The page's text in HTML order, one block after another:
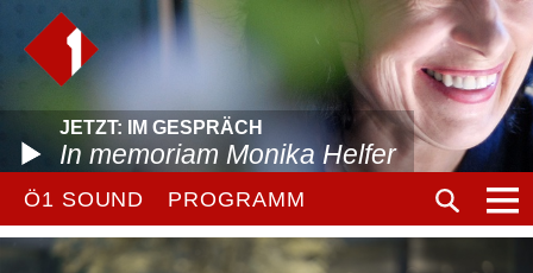
JETZT: IM GESPRÄCH
In memoriam Monika Helfer
Ö1 SOUND PROGRAMM